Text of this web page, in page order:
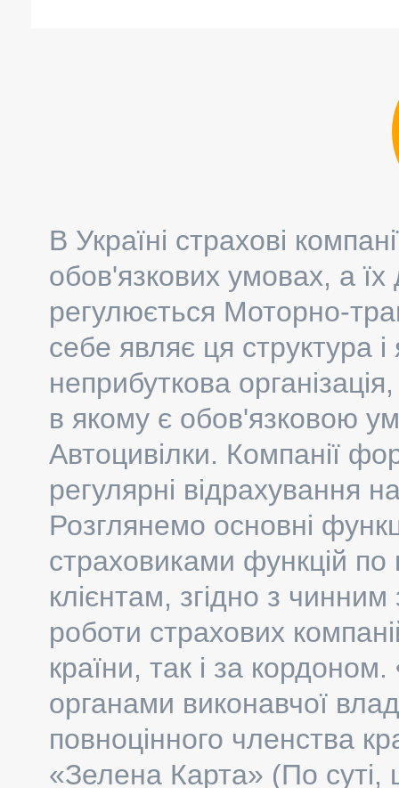
В Україні страхові
обов'язкових умовах, а їх
регулюється Моторно-
себе являє ця структура і
неприбуткова
в якому є обов'язковою
Автоцивілки. Компанії
регулярні відрахування
Розглянемо основні
страховиками функцій по
клієнтам, згідно з
роботи страхових
країни, так і за
органами виконавчої
повноцінного членства
«Зелена Карта» (По суті,